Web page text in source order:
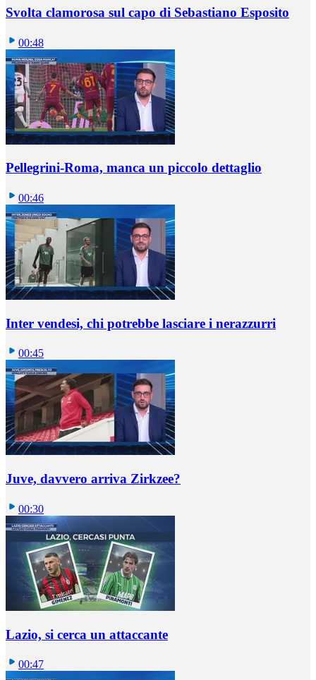
Svolta clamorosa sul capo di Sebastiano Esposito
00:48
Pellegrini-Roma, manca un piccolo dettaglio
00:46
Inter vendesi, chi potrebbe lasciare i nerazzurri
00:45
Juve, davvero arriva Zirkzee?
00:30
Lazio, si cerca un attaccante
00:47